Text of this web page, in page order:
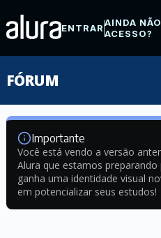
ENTRARAINDA
ACESSO?
FÓRUM
Importante
Você está vendo a versão
Alura que estamos preparando
ganha uma identidade visual
em potencializar seus estudos!